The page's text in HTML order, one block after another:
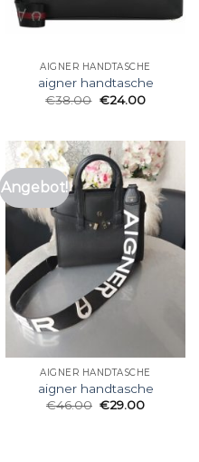
AIGNER HANDTASCHE
aigner handtasche
€38.00 €24.00
Angebot!
AIGNER HANDTASCHE
aigner handtasche
€46.00 €29.00